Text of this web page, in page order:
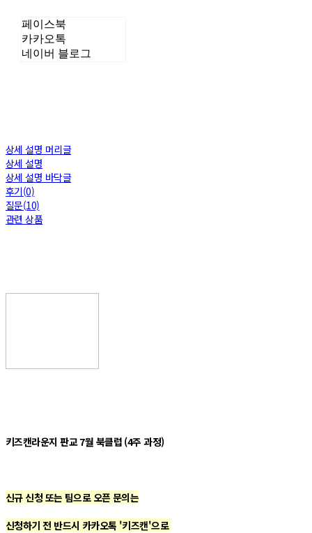
페이스북
카카오톡
네이버 블로그
상세 설명 머리글
상세 설명
상세 설명 바닥글
후기(0)
질문(10)
관련 상품
키즈캔라운지 판교 7월 북클럽 (4주 과정)
신규 신청 또는 팀으로 오픈 문의는
신청하기 전 반드시 카카오톡 '키즈캔'으로